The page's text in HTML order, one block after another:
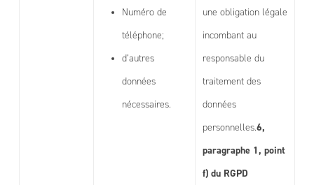
Numéro de
téléphone;
d’autres
données
nécessaires.
une obligation légale
incombant au
responsable du
traitement des
données
personnelles.6,
paragraphe 1, point
f) du RGPD